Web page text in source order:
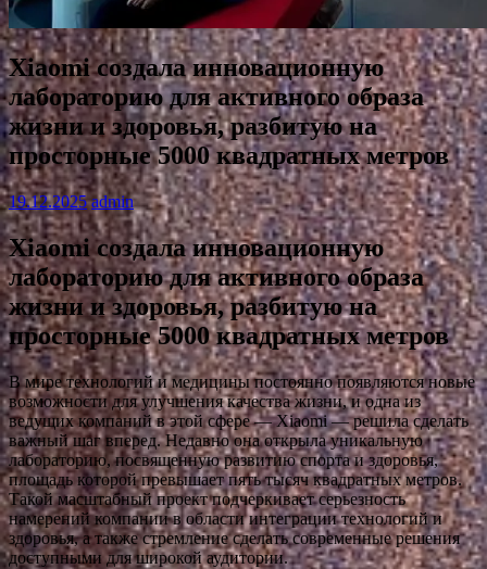
Xiaomi создала инновационную
лабораторию для активного образа
жизни и здоровья, разбитую на
просторные 5000 квадратных метров
19.12.2025 admin
Xiaomi создала инновационную
лабораторию для активного образа
жизни и здоровья, разбитую на
просторные 5000 квадратных метров
В мире технологий и медицины постоянно появляются новые
возможности для улучшения качества жизни, и одна из
ведущих компаний в этой сфере — Xiaomi — решила сделать
важный шаг вперед. Недавно она открыла уникальную
лабораторию, посвященную развитию спорта и здоровья,
площадь которой превышает пять тысяч квадратных метров.
Такой масштабный проект подчеркивает серьезность
намерений компании в области интеграции технологий и
здоровья, а также стремление сделать современные решения
доступными для широкой аудитории.